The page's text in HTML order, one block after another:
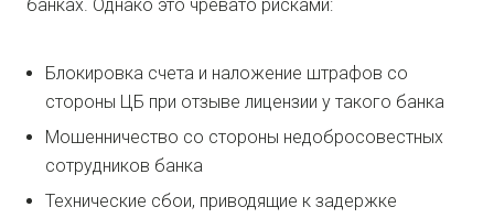
банках. Однако это чревато рисками:
Блокировка счета и наложение штрафов со
стороны ЦБ при отзыве лицензии у такого банка
Мошенничество со стороны недобросовестных
сотрудников банка
Технические сбои, приводящие к задержке